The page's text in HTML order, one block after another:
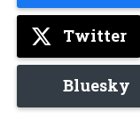
Twitter
Bluesky